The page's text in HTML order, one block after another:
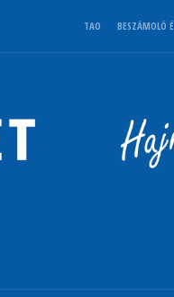
TAO BESZÁMOLÓ